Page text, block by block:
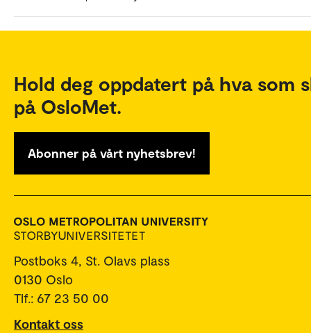
Hold deg oppdatert på hva som
på OsloMet.
Abonner på vårt nyhetsbrev!
Postboks 4, St. Olavs plass
0130 Oslo
Tlf.: 67 23 50 00
Kontakt oss